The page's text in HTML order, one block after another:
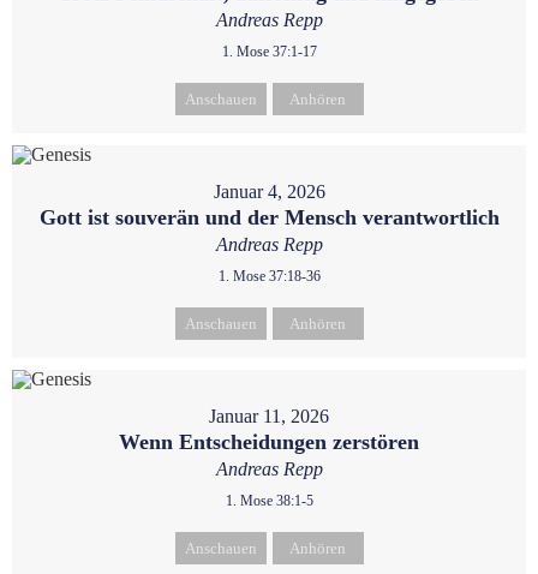
Andreas Repp
1. Mose 37:1-17
Anschauen Anhören
Januar 4, 2026
Gott ist souverän und der Mensch verantwortlich
Andreas Repp
1. Mose 37:18-36
Anschauen Anhören
Januar 11, 2026
Wenn Entscheidungen zerstören
Andreas Repp
1. Mose 38:1-5
Anschauen Anhören